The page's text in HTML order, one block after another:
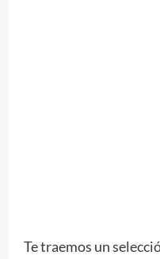
Te traemos un